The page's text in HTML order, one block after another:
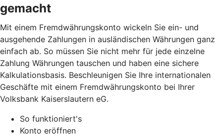
gemacht
Mit einem Fremdwährungskonto wickeln Sie ein- und
ausgehende Zahlungen in ausländischen Währungen ganz
einfach ab. So müssen Sie nicht mehr für jede einzelne
Zahlung Währungen tauschen und haben eine sichere
Kalkulationsbasis. Beschleunigen Sie Ihre internationalen
Geschäfte mit einem Fremdwährungskonto bei Ihrer
Volksbank Kaiserslautern eG.
So funktioniert's
Konto eröffnen